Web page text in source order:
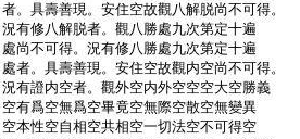
者。具壽善現。安住空故觀八解脱尚不可得。
況有修八解脱者。觀八勝處九次第定十遍
處尚不可得。況有修八勝處九次第定十遍
處者。具壽善現。安住空故觀内空尚不可得。
況有證内空者。觀外空内外空空空大空勝義
空有爲空無爲空畢竟空無際空散空無變異
空本性空自相空共相空一切法空不可得空